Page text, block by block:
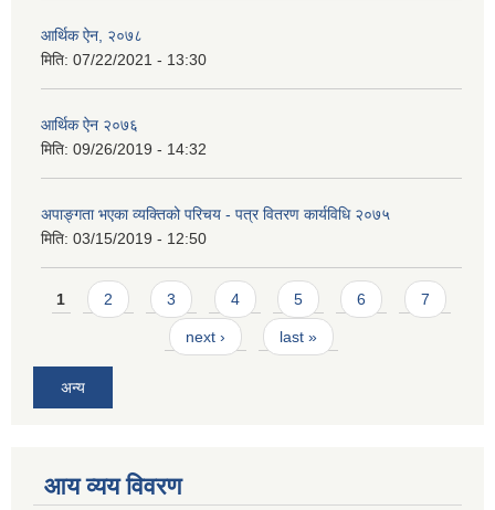
आर्थिक ऐन, २०७८
मिति: 07/22/2021 - 13:30
आर्थिक ऐन २०७६
मिति: 09/26/2019 - 14:32
अपाङ्गता भएका व्यक्तिको परिचय - पत्र वितरण कार्यविधि २०७५
मिति: 03/15/2019 - 12:50
Pages
1 2 3 4 5 6 7
next › last »
अन्य
आय व्यय विवरण